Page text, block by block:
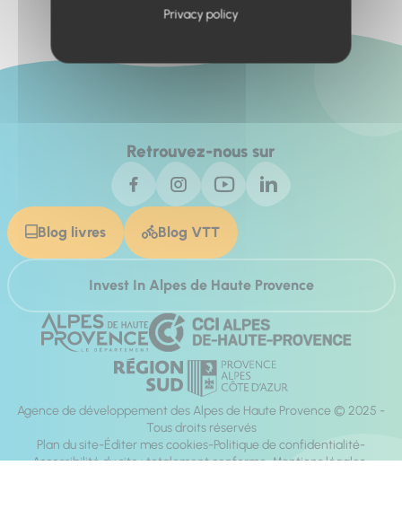
Retrouvez-nous sur
Blog livres Blog VTT
Invest In Alpes de Haute Provence
Agence de développement des Alpes de Haute Provence © 2025 -
Tous droits réservés
Plan du site Éditer mes cookies Politique de confidentialité
Accessibilité du site : totalement conforme Mentions légales
Privacy policy